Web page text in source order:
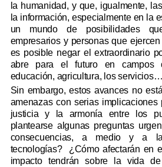
la humanidad, y que, igualmente,
la información, especialmente en la
un mundo de posibilidades
empresarios y personas que
es posible negar el extraordinario
abre para el futuro en campos
educación, agricultura, los servicios…
Sin embargo, estos avances no
amenazas con serias
justicia y la armonía entre los
plantearse algunas preguntas
consecuencias, a medio y a
tecnologías?
¿Cómo afectarán en
impacto tendrán sobre la vida